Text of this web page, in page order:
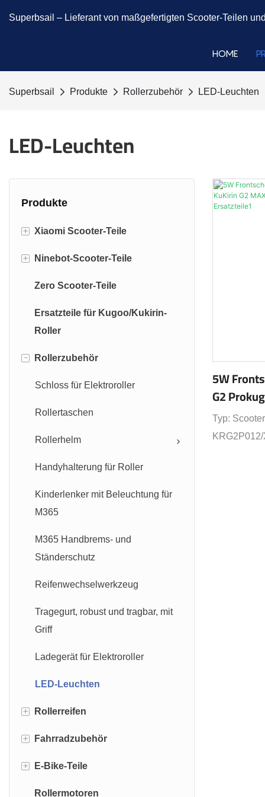
Superbsail – Lieferant von maßgefertigten Scooter-Teilen
HOME
Superbsail Produkte Rollerzubehör LED-Leuchten
LED-Leuchten
Produkte
+ Xiaomi Scooter-Teile
Xiaomi M365 Teile
+ Ninebot-Scooter-Teile
Ninebot Max G30 Teile
Ninebot ES2 ES4 Teile
Zero Scooter-Teile
Ersatzteile für Kugoo/Kukirin-
Roller
- Rollerzubehör
Schloss für Elektroroller
Rollertaschen
Rollerhelm
Handyhalterung für Roller
Kinderlenker mit Beleuchtung für
M365
M365 Handbrems- und
Ständerschutz
Reifenwechselwerkzeug
Tragegurt, robust und tragbar, mit
Griff
Ladegerät für Elektroroller
LED-Leuchten
+ Rollerreifen
Vollgummireifen für Roller
Straßenreifen
Geländereifen
+ Fahrradzubehör
Handgelenkschlaufe
+ E-Bike-Teile
OUXI V8 Teile
Rollermotoren
5W
G2
Typ: